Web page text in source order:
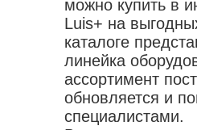
можно купить в
Luis+ на
каталоге
линейка
ассортимент
обновляется и
специалистами.